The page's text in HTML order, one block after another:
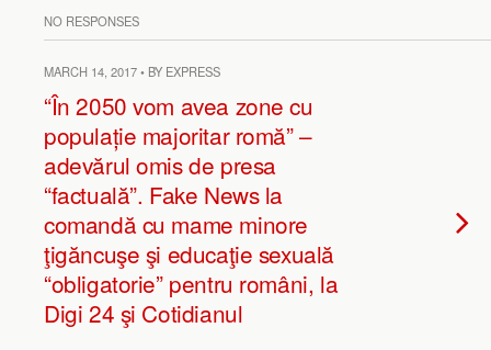
NO RESPONSES
MARCH 14, 2017 • BY EXPRESS
“În 2050 vom avea zone cu
populație majoritar romă” –
adevărul omis de presa
“factuală”. Fake News la
comandă cu mame minore
ţigăncuşe şi educaţie sexuală
“obligatorie” pentru români, la
Digi 24 şi Cotidianul